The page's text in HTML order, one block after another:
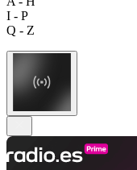
I - P
Q - Z